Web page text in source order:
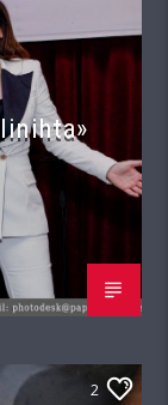
2